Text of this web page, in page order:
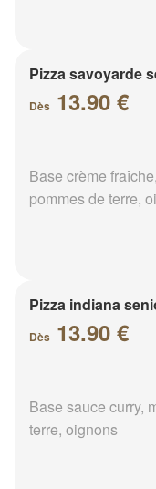
Pizza savoyarde
Dès 13.90 €
Base crème
pommes de terre,
Pizza indiana
Dès 13.90 €
Base sauce curry,
terre, oignons